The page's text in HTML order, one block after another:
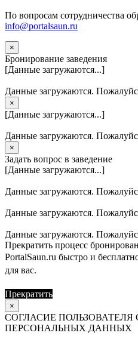
По вопросам сотрудничества
info@portalsaun.ru
×
Бронирование заведения
[Данные загружаются...]
Данные загружаются.
×
[Данные загружаются...]
Данные загружаются.
×
Задать вопрос в заведение
[Данные загружаются...]
Данные загружаются.
Данные загружаются.
Данные загружаются.
Прекратить процесс
PortalSaun.ru быстро и
для вас.
Прекратить
×
СОГЛАСИЕ ПОЛЬЗОВАТЕЛЯ
ПЕРСОНАЛЬНЫХ ДАННЫХ